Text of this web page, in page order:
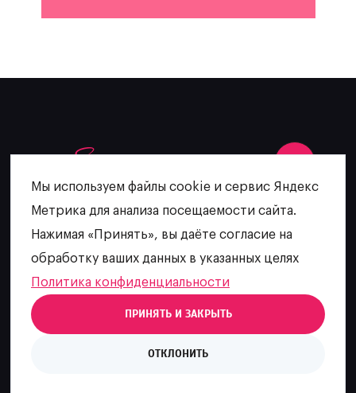
escatering@mail.ru
Политика конфиденциальности
Мы используем файлы cookie и сервис Яндекс
Метрика для анализа посещаемости сайта.
Нажимая «Принять», вы даёте согласие на
обработку ваших данных в указанных целях
Политика конфиденциальности
ПРИНЯТЬ И ЗАКРЫТЬ
ОТКЛОНИТЬ